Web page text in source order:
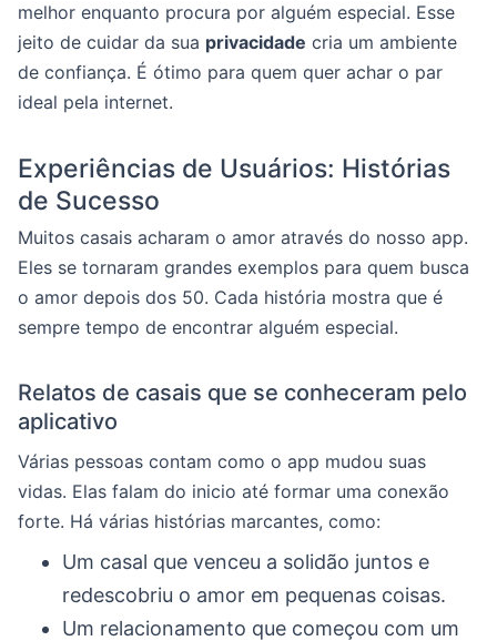
melhor enquanto procura por alguém especial. Esse
jeito de cuidar da sua privacidade cria um ambiente
de confiança. É ótimo para quem quer achar o par
ideal pela internet.
Experiências de Usuários: Histórias
de Sucesso
Muitos casais acharam o amor através do nosso app.
Eles se tornaram grandes exemplos para quem busca
o amor depois dos 50. Cada história mostra que é
sempre tempo de encontrar alguém especial.
Relatos de casais que se conheceram pelo
aplicativo
Várias pessoas contam como o app mudou suas
vidas. Elas falam do inicio até formar uma conexão
forte. Há várias histórias marcantes, como:
Um casal que venceu a solidão juntos e
redescobriu o amor em pequenas coisas.
Um relacionamento que começou com um